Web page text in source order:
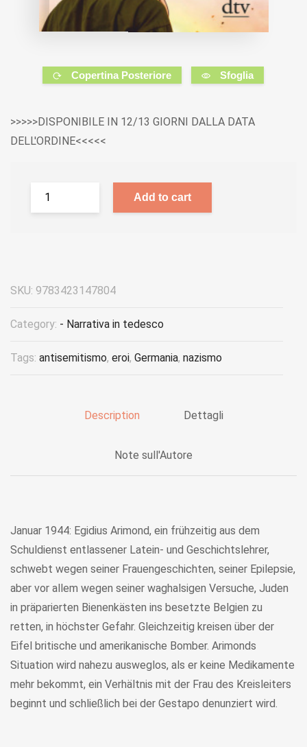
Copertina Posteriore Sfoglia
>>>>>DISPONIBILE IN 12/13 GIORNI DALLA DATA
DELL'ORDINE<<<<<
Add to cart
SKU: 9783423147804
Category: - Narrativa in tedesco
Tags: antisemitismo, eroi, Germania, nazismo
Description Dettagli
Note sull'Autore
Januar 1944: Egidius Arimond, ein frühzeitig aus dem
Schuldienst entlassener Latein- und Geschichtslehrer,
schwebt wegen seiner Frauengeschichten, seiner Epilepsie,
aber vor allem wegen seiner waghalsigen Versuche, Juden
in präparierten Bienenkästen ins besetzte Belgien zu
retten, in höchster Gefahr. Gleichzeitig kreisen über der
Eifel britische und amerikanische Bomber. Arimonds
Situation wird nahezu ausweglos, als er keine Medikamente
mehr bekommt, ein Verhältnis mit der Frau des Kreisleiters
beginnt und schließlich bei der Gestapo denunziert wird.